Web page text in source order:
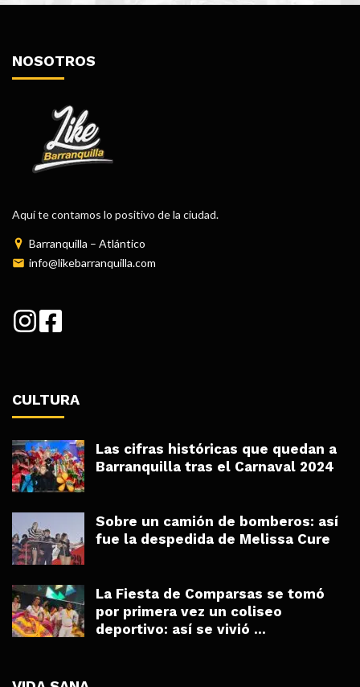
NOSOTROS
Aquí te contamos lo positivo de la ciudad.
Barranquilla – Atlántico
info@likebarranquilla.com
CULTURA
Las cifras históricas que quedan a
Barranquilla tras el Carnaval 2024
Sobre un camión de bomberos: así
fue la despedida de Melissa Cure
La Fiesta de Comparsas se tomó
por primera vez un coliseo
deportivo: así se vivió ...